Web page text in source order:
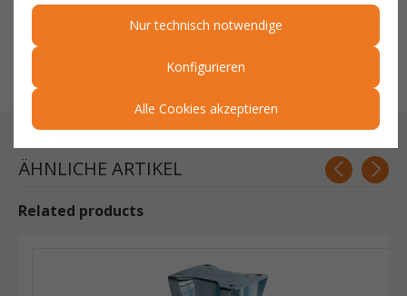
RAL 7005 oder feuerverzinkt
👉 Jetzt Bauer Kippbehälter Typ BKC 200, 2,0 m³, RAL
3000 bestellen – nur bei Industriebedarf!
ÄHNLICHE ARTIKEL
Related products
Nur technisch notwendige
Konfigurieren
Alle Cookies akzeptieren